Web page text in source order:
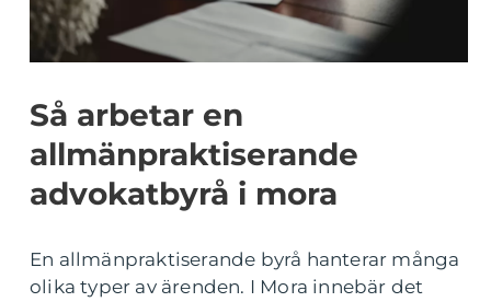
Så arbetar en
allmänpraktiserande
advokatbyrå i mora
En allmänpraktiserande byrå hanterar många
olika typer av ärenden. I Mora innebär det